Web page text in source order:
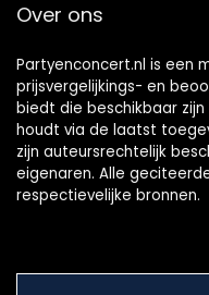
Over ons
Partyenconcert.nl is een
prijsvergelijkings- en
biedt die beschikbaar
houdt via de laatst
zijn auteursrechtelijk
eigenaren. Alle
respectievelijke bronnen.